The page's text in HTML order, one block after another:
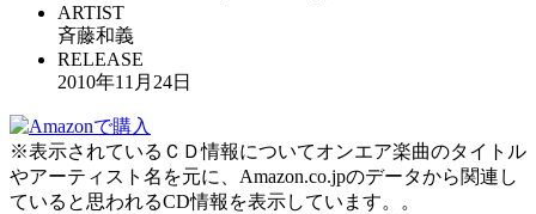
ARTIST
斉藤和義
RELEASE
2010年11月24日
※表示されているＣＤ情報についてオンエア楽曲のタイトル
やアーティスト名を元に、Amazon.co.jpのデータから関連し
ていると思われるCD情報を表示しています。。